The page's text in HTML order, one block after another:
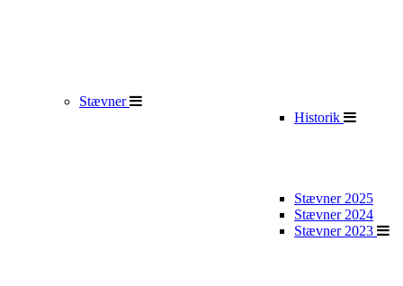
Stævner
Historik
Stævner 2025
Stævner 2024
Stævner 2023